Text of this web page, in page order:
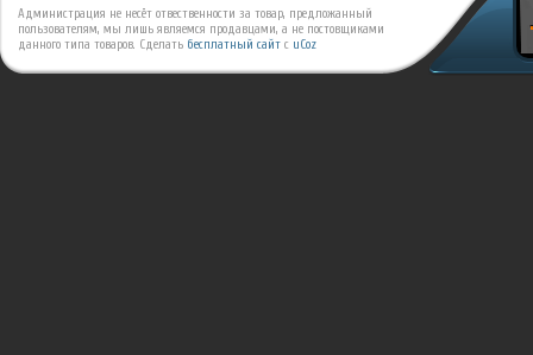
Администрация не несёт отвественности за товар, предложанный
пользователям, мы лишь являемся продавцами, а не постовщиками
данного типа товаров. Сделать бесплатный сайт с uCoz